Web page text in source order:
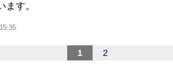
ます。
1 2